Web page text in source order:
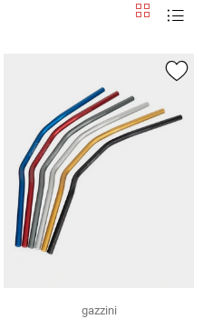
gazzini